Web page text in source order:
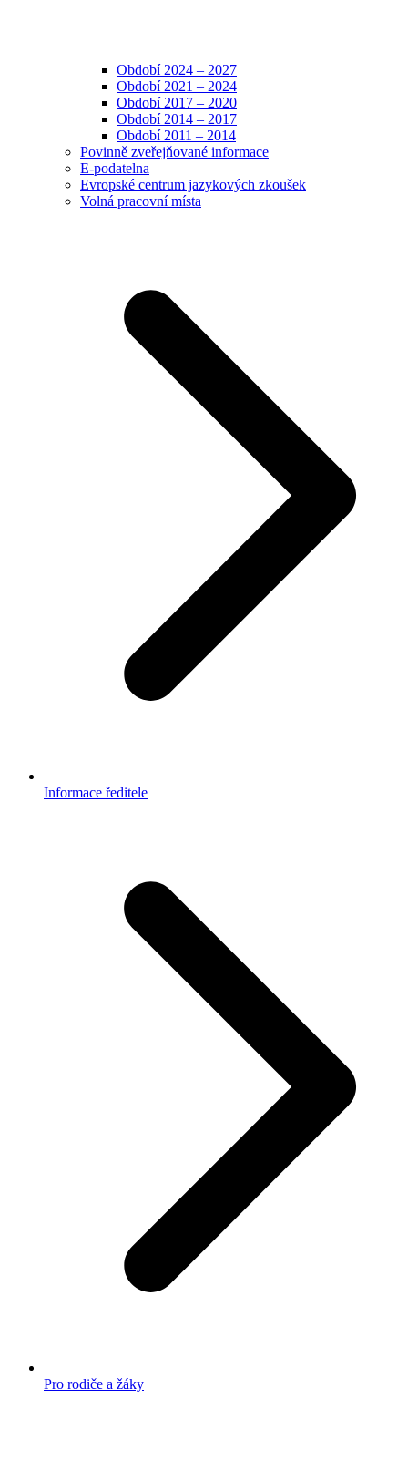
Období 2024 – 2027
Období 2021 – 2024
Období 2017 – 2020
Období 2014 – 2017
Období 2011 – 2014
Povinně zveřejňované informace
E-podatelna
Evropské centrum jazykových zkoušek
Volná pracovní místa
Informace ředitele
Pro rodiče a žáky